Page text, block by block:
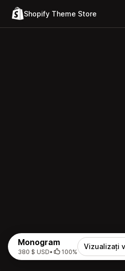
Shopify Theme Store
Monogram
380 $ USD• 100%
Vizualizați